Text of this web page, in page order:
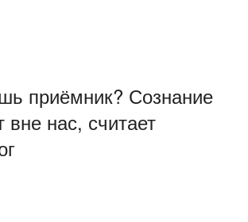
приёмник? Сознание
вне нас, считает